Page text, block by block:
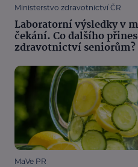
Ministerstvo zdravotnictví ČR
Laboratorní výsledky v
čekání. Co dalšího
zdravotnictví seniorům?
MaVe PR